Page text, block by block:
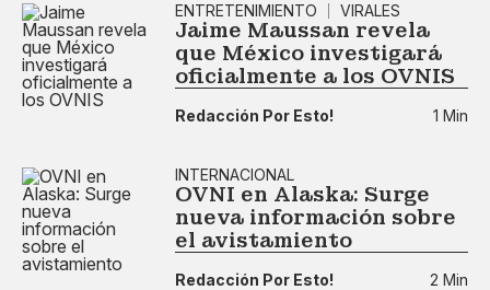
ENTRETENIMIENTO
VIRALES
Jaime Maussan revela
que México investigará
oficialmente a los OVNIS
Redacción Por Esto! 1 Min
INTERNACIONAL
OVNI en Alaska: Surge
nueva información sobre
el avistamiento
Redacción Por Esto! 2 Min